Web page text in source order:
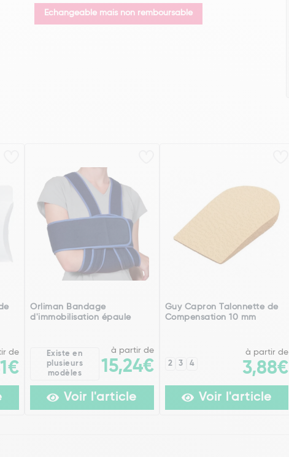
Echangeable mais non remboursable
de
Orliman Bandage
d'immobilisation épaule
Existe en
plusieurs
modèles
à partir de
15,24€
Voir l'article
Guy Capron Talonnette de
Compensation 10 mm
2 3 4
à partir de
3,88€
Voir l'article